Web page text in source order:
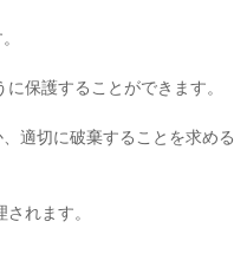
保護することができます。
適切に破棄することを求め
れます。